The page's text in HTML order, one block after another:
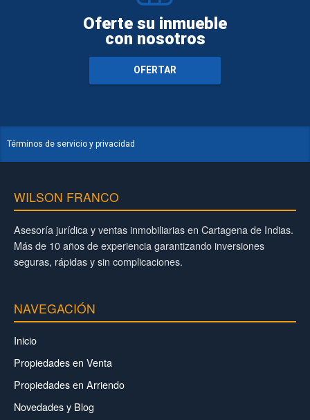
Oferte su inmueble
con nosotros
OFERTAR
Términos de servicio y privacidad
WILSON FRANCO
Asesoría jurídica y ventas inmobiliarias en Cartagena de Indias.
Más de 10 años de experiencia garantizando inversiones
seguras, rápidas y sin complicaciones.
NAVEGACIÓN
Inicio
Propiedades en Venta
Propiedades en Arriendo
Novedades y Blog